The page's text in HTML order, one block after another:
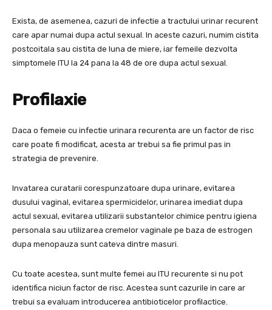
Exista, de asemenea, cazuri de infectie a tractului urinar recurent
care apar numai dupa actul sexual. In aceste cazuri, numim cistita
postcoitala sau cistita de luna de miere, iar femeile dezvolta
simptomele ITU la 24 pana la 48 de ore dupa actul sexual.
Profilaxie
Daca o femeie cu infectie urinara recurenta are un factor de risc
care poate fi modificat, acesta ar trebui sa fie primul pas in
strategia de prevenire.
Invatarea curatarii corespunzatoare dupa urinare, evitarea
dusului vaginal, evitarea spermicidelor, urinarea imediat dupa
actul sexual, evitarea utilizarii substantelor chimice pentru igiena
personala sau utilizarea cremelor vaginale pe baza de estrogen
dupa menopauza sunt cateva dintre masuri.
Cu toate acestea, sunt multe femei au ITU recurente si nu pot
identifica niciun factor de risc. Acestea sunt cazurile in care ar
trebui sa evaluam introducerea antibioticelor profilactice.